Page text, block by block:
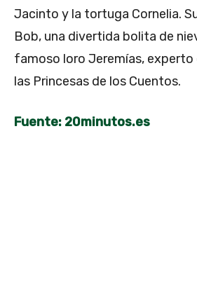
Jacinto y la tortuga Cornelia.
Bob, una divertida bolita de
famoso loro Jeremías, experto
las Princesas de los Cuentos.
Fuente: 20minutos.es